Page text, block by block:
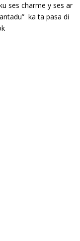
ses charme y ses ar
ka ta pasa di